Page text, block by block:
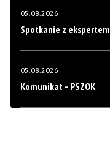
05.08.2026
Spotkanie z ekspertem
05.08.2026
Komunikat – PSZOK